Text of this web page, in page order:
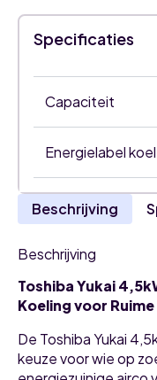
split
set
aantal
Specificaties
Capaciteit
Energielabel
Beschrijving
Beschrijving
Toshiba Yukai
Koeling voor
De Toshiba Yukai
keuze voor wie op